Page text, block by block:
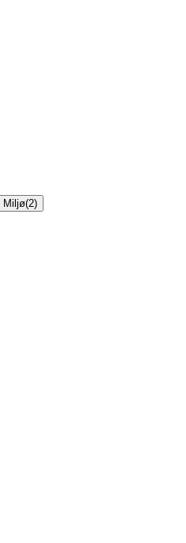
Miljø(2)